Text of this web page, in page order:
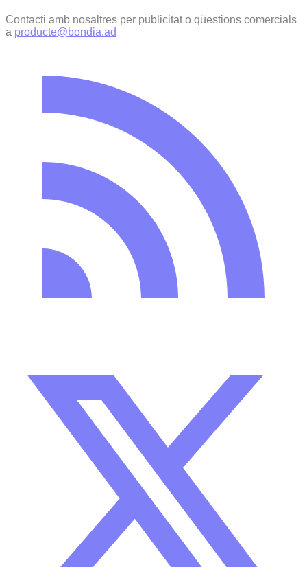
Contacti amb nosaltres per publicitat o qüestions comercials
a producte@bondia.ad